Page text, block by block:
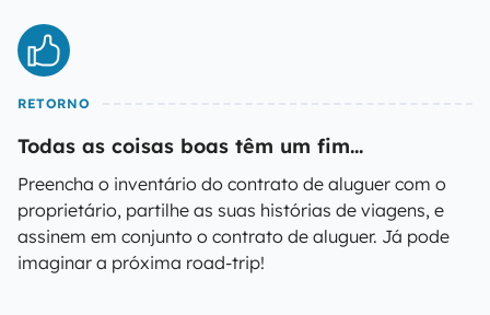
RETORNO
Todas as coisas boas têm um fim...
Preencha o inventário do contrato de aluguer com o
proprietário, partilhe as suas histórias de viagens, e
assinem em conjunto o contrato de aluguer. Já pode
imaginar a próxima road-trip!